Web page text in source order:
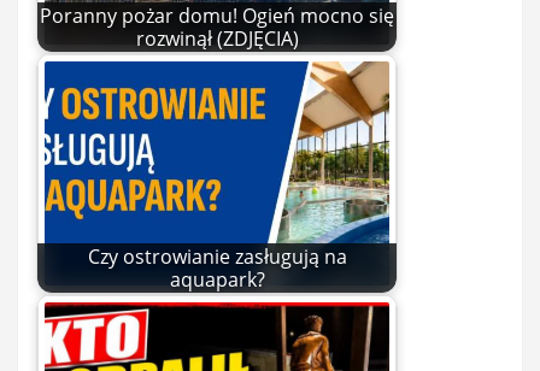
Poranny pożar domu! Ogień mocno się
rozwinął (ZDJĘCIA)
Czy ostrowianie zasługują na
aquapark?